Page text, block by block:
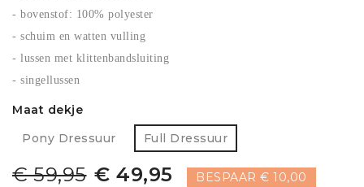
- bovenstof: 100% polyester
- schuim en watten vulling
- lussen met klittenbandsluiting
- singellussen
Maat dekje
Pony Dressuur
Full Dressuur
€ 59,95 € 49,95 BESPAAR € 10,00